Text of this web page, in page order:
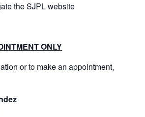
the SJPL website
ONLY
or to make an appointment,